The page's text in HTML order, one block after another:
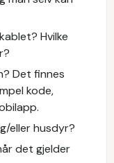
Hvilke
Det finnes
kode,
eller husdyr?
det gjelder